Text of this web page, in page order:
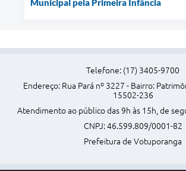
Municipal pela Primeira Infância
Telefone: (17) 3405-9700
Endereço: Rua Pará nº 3227 - Bairro:
15502-236
Atendimento ao público das 9h às 15h, de
CNPJ: 46.599.809/0001-82
Prefeitura de Votuporanga